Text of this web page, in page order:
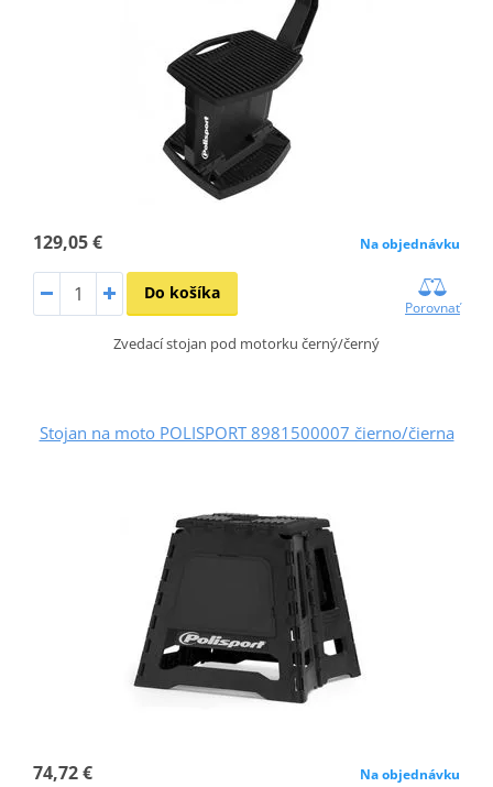
129,05 € Na objednávku
Do košíka
Porovnať
Zvedací stojan pod motorku černý/černý
Stojan na moto POLISPORT 8981500007 čierno/čierna
74,72 € Na objednávku